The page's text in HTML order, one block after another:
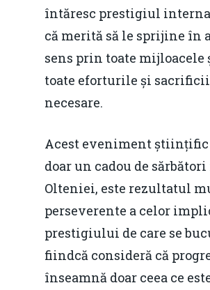
întăresc prestigiul
că merită să le sprijine în
sens prin toate mijloacele
toate eforturile și
necesare.
Acest eveniment științific
doar un cadou de
Olteniei, este rezultatul
perseverente a celor
prestigiului de care se
fiindcă consideră că
înseamnă doar ceea ce